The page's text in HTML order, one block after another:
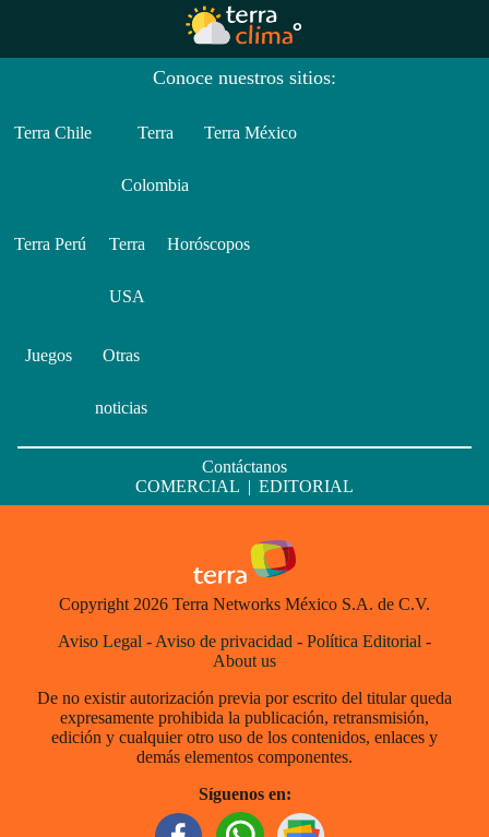
Conoce nuestros sitios:
Terra Chile Terra
Colombia
Terra México
Terra Perú Terra
USA
Horóscopos
Juegos Otras
noticias
Contáctanos
COMERCIAL | EDITORIAL
Copyright 2026 Terra Networks México S.A. de C.V.
Aviso Legal - Aviso de privacidad - Política Editorial -
About us
De no existir autorización previa por escrito del titular queda
expresamente prohibida la publicación, retransmisión,
edición y cualquier otro uso de los contenidos, enlaces y
demás elementos componentes.
Síguenos en: